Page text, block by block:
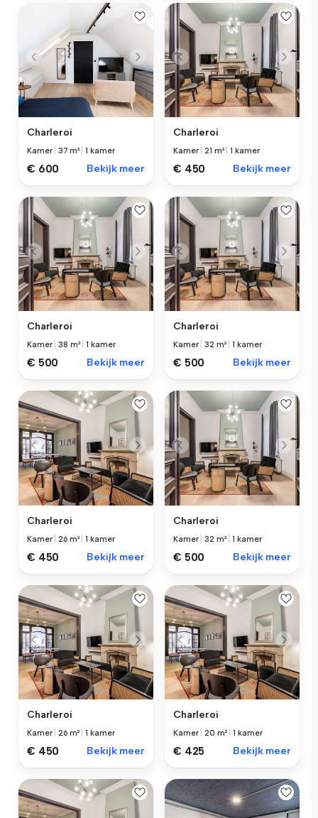
Charleroi
Kamer |37 m² |1 kamer
€ 600 Bekijk meer
Charleroi
Kamer |21 m² |1 kamer
€ 450 Bekijk meer
Charleroi
Kamer |38 m² |1 kamer
€ 500 Bekijk meer
Charleroi
Kamer |32 m² |1 kamer
€ 500 Bekijk meer
Charleroi
Kamer |26 m² |1 kamer
€ 450 Bekijk meer
Charleroi
Kamer |32 m² |1 kamer
€ 500 Bekijk meer
Charleroi
Kamer |26 m² |1 kamer
€ 450 Bekijk meer
Charleroi
Kamer |20 m² |1 kamer
€ 425 Bekijk meer